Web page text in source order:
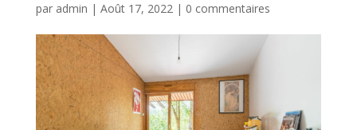
par admin | Août 17, 2022| 0 commentaires